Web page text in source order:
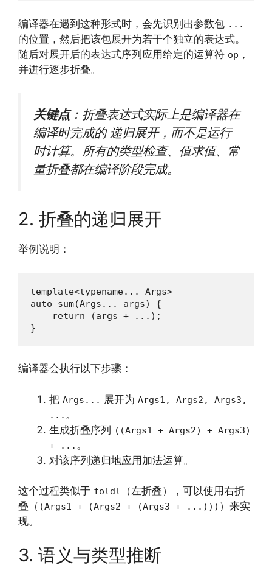
编译器在遇到这种形式时，会先识别出参数包 ...
的位置，然后把该包展开为若干个独立的表达式。
随后对展开后的表达式序列应用给定的运算符 op ，
并进行逐步折叠。
关键点：折叠表达式实际上是编译器在
编译时完成的 递归展开，而不是运行
时计算。所有的类型检查、值求值、常
量折叠都在编译阶段完成。
2. 折叠的递归展开
举例说明：
template<typename... Args>
auto sum(Args... args) {
    return (args + ...);
}
编译器会执行以下步骤：
把 Args... 展开为 Args1, Args2, Args3,
... 。
生成折叠序列 ((Args1 + Args2) + Args3)
+ ... 。
对该序列递归地应用加法运算。
这个过程类似于 foldl
（左折叠），可以使用右折
叠（ (Args1 + (Args2 + (Args3 + ...))) ）来实
现。
3. 语义与类型推断